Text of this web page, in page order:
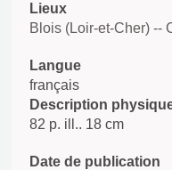
Lieux
Blois (Loir-et-Cher) --
Langue
français
Description
82 p. ill.. 18 cm
Date de publication